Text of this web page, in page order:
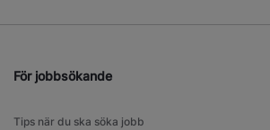
För jobbsökande
Tips när du ska söka jobb